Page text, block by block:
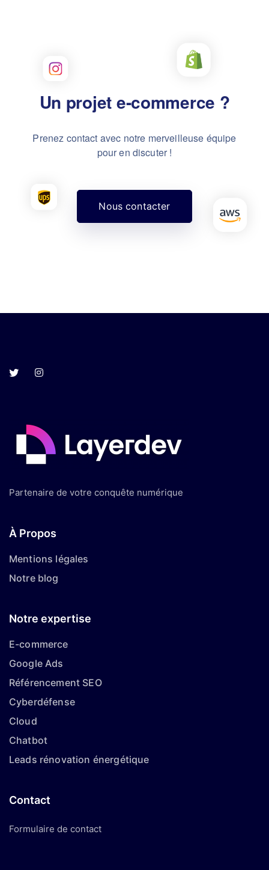
Un projet
commerce
?
SEO/SEA ?
Prenez contact avec notre merveilleuse équipe
pour en discuter !
Nous contacter
Partenaire de votre conquête numérique
À Propos
Mentions légales
Notre blog
Notre expertise
E-commerce
Google Ads
Référencement SEO
Cyberdéfense
Cloud
Chatbot
Leads rénovation énergétique
Contact
Formulaire de contact